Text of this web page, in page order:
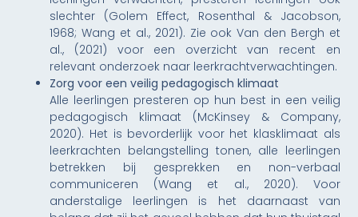
slechter (Golem Effect, Rosenthal & Jacobson,
1968; Wang et al., 2021). Zie ook Van den Bergh et
al., (2021) voor een overzicht van recent en
relevant onderzoek naar leerkrachtverwachtingen.
Zorg voor een veilig pedagogisch klimaat
Alle leerlingen presteren op hun best in een veilig
pedagogisch klimaat (McKinsey & Company,
2020). Het is bevorderlijk voor het klasklimaat als
leerkrachten belangstelling tonen, alle leerlingen
betrekken bij gesprekken en non-verbaal
communiceren (Wang et al., 2020). Voor
anderstalige leerlingen is het daarnaast van